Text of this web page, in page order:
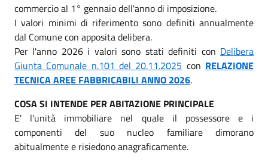
commercio al 1° gennaio dell'anno di imposizione.
I valori minimi di riferimento sono definiti annualmente
dal Comune con apposita delibera.
Per l'anno 2026 i valori sono stati definiti con Delibera
Giunta Comunale n.101 del 20.11.2025 con RELAZIONE
TECNICA AREE FABBRICABILI ANNO 2026.
COSA SI INTENDE PER ABITAZIONE PRINCIPALE
E' l'unità immobiliare nel quale il possessore e i
componenti del suo nucleo familiare dimorano
abitualmente e risiedono anagraficamente.